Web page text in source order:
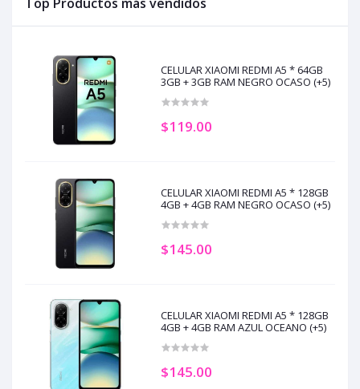
Top Productos más vendidos
CELULAR XIAOMI REDMI A5 * 64GB
3GB + 3GB RAM NEGRO OCASO (+5)
$119.00
CELULAR XIAOMI REDMI A5 * 128GB
4GB + 4GB RAM NEGRO OCASO (+5)
$145.00
CELULAR XIAOMI REDMI A5 * 128GB
4GB + 4GB RAM AZUL OCEANO (+5)
$145.00